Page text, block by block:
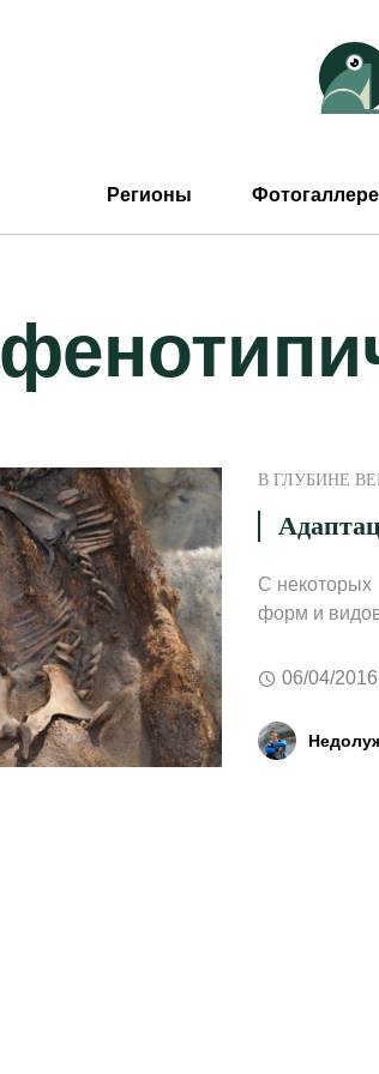
Регионы
В ГЛУБИНЕ
С некоторых
форм и
06/04/